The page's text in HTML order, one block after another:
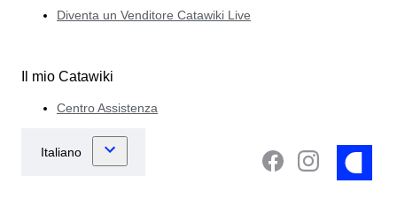
Diventa un Venditore Catawiki Live
Il mio Catawiki
Centro Assistenza